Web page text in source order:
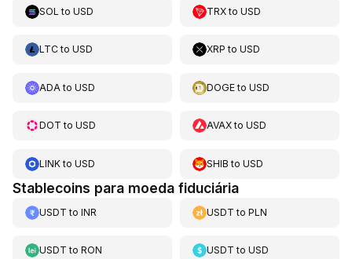
SOL to USD TRXtoUSD
LTCto USD XRP toUSD
ADA to USD DOGEtoUSD
DOT to USD AVAXtoUSD
LINKto USD SHIB toUSD
Stablecoins para moeda fiduciária
USDT to INR USDT toPLN
USDT to RON USDT toUSD